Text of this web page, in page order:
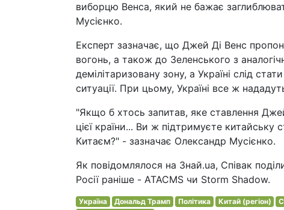
виборцю Венса, який не бажає
Мусієнко.
Експерт зазначає, що Джей Ді Венс
вогонь, а також до Зеленського з
демілітаризовану зону, а Україні слід
ситуації. При цьому, Україні все ж
"Якщо б хтось запитав, яке ставлення
цієї країни... Ви ж підтримуєте
Китаєм?" - зазначає Олександр Мусієнко.
Як повідомлялося на Знай.ua, Співак
Росії раніше - ATACMS чи Storm Shadow.
Україна Дональд Трамп Політика Китай (регіон)